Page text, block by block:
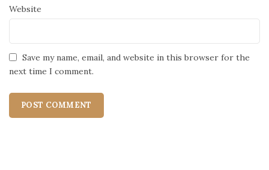
Website
Save my name, email, and website in this browser for the
next time I comment.